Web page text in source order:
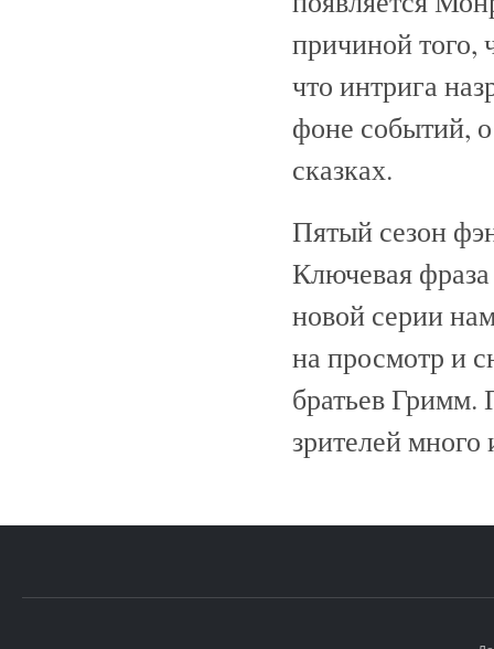
причиной того,
что интрига
фоне событий,
сказках.
Пятый сезон
Ключевая
новой серии
на просмотр и
братьев Гримм.
зрителей много